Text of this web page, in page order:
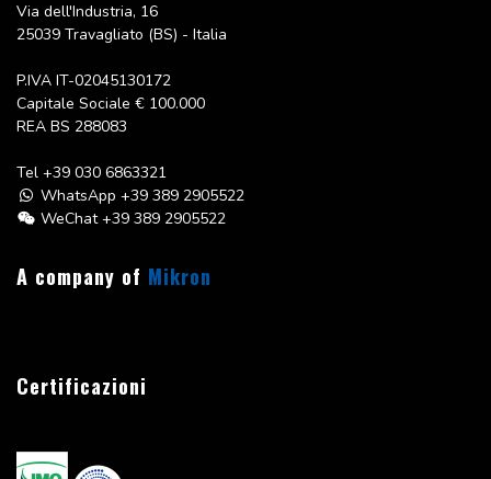
Via dell'Industria, 16
25039 Travagliato (BS) - Italia
P.IVA IT-02045130172
Capitale Sociale € 100.000
REA BS 288083
Tel +39 030 6863321
WhatsApp +39 389 2905522
WeChat +39 389 2905522
A company of Mikron
Certificazioni